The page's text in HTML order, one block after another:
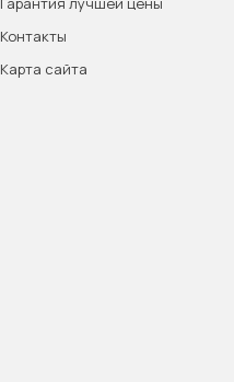
Контакты
Карта сайта